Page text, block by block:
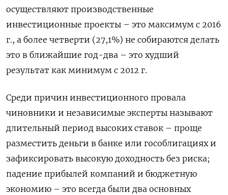
осуществляют производственные
инвестиционные проекты – это максимум с 2016
г., а более четверти (27,1%) не собираются делать
это в ближайшие год-два – это худший
результат как минимум с 2012 г.
Среди причин инвестиционного провала
чиновники и независимые эксперты называют
длительный период высоких ставок – проще
разместить деньги в банке или гособлигациях и
зафиксировать высокую доходность без риска;
падение прибылей компаний и бюджетную
экономию – это всегда были два основных